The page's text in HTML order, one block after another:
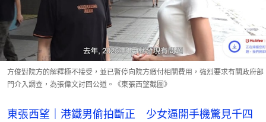
方俊對院方的解釋極不接受，並已暫停向院方繳付相關費用，強烈要求有關政府部
門介入調查，為張偉文討回公道。《東張西望截圖》
東張西望｜港鐵男偷拍斷正 少女逼開手機驚見千四